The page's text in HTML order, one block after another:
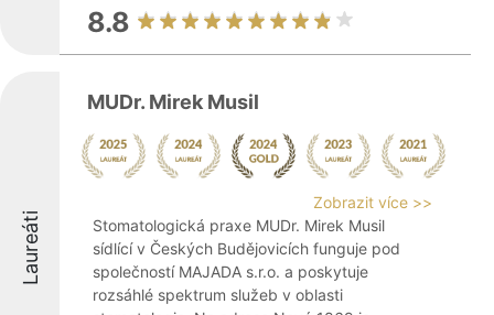
8.8
Laureáti
MUDr. Mirek Musil
Zobrazit více >>
Stomatologická praxe MUDr. Mirek Musil
sídlící v Českých Budějovicích funguje pod
společností MAJADA s.r.o. a poskytuje
rozsáhlé spektrum služeb v oblasti